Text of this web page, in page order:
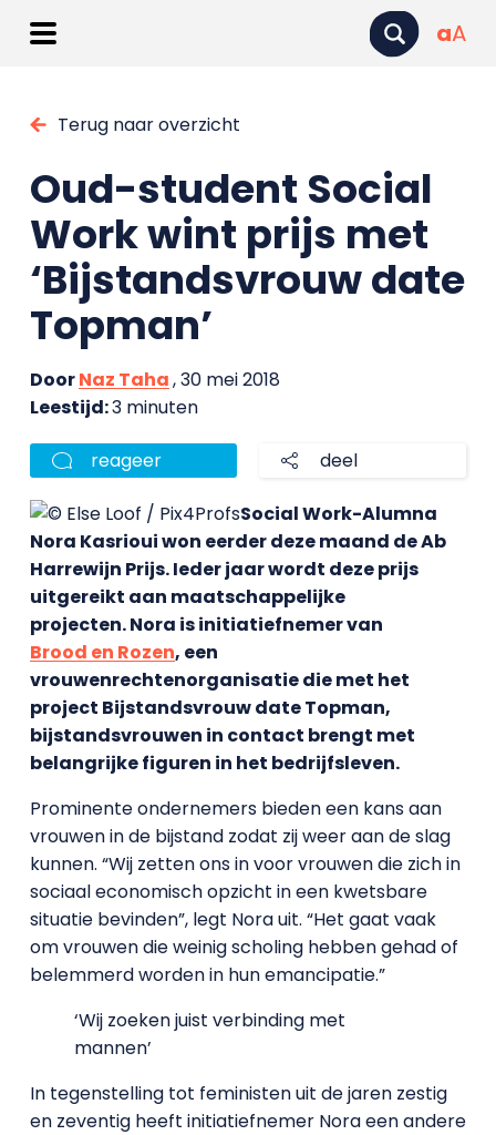
aA
Terug naar overzicht
Oud-student Social
Work wint prijs met
‘Bijstandsvrouw date
Topman’
DoorNaz Taha, 30 mei 2018
Leestijd:3 minuten
reageer deel
Social Work-Alumna
Nora Kasrioui won eerder deze maand de Ab
Harrewijn Prijs. Ieder jaar wordt deze prijs
uitgereikt aan maatschappelijke
projecten.Nora is initiatiefnemer van
Brood en Rozen, een
vrouwenrechtenorganisatie die met het
project Bijstandsvrouw date Topman,
bijstandsvrouwen in contact brengt met
belangrijke figuren in het bedrijfsleven.
Prominente ondernemers bieden een kans aan
vrouwen in de bijstand zodat zij weer aan de slag
kunnen. “Wij zetten ons in voor vrouwen die zich in
sociaal economisch opzicht in een kwetsbare
situatie bevinden”, legt Nora uit. “Het gaat vaak
om vrouwen die weinig scholing hebben gehad of
belemmerd worden in hun emancipatie.”
‘Wij zoeken juist verbinding met
mannen’
In tegenstelling tot feministen uit de jaren zestig
en zeventig heeft initiatiefnemer Nora een andere